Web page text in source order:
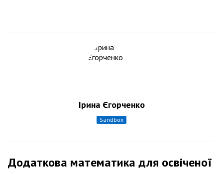
Ірина Єгорченко
sandbox
Додаткова математика для освіченої